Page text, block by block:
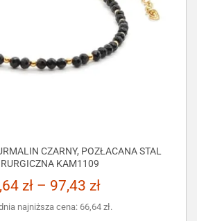
CZARNY, POZŁACANA STAL
KAM1109
zł – 97,43 zł
najniższa cena: 66,64 zł.